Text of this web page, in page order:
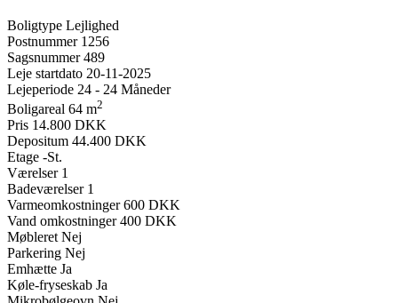
Boligtype Lejlighed
Postnummer 1256
Sagsnummer 489
Leje startdato 20-11-2025
Lejeperiode 24 - 24 Måneder
Boligareal 64 m2
Pris 14.800 DKK
Depositum 44.400 DKK
Etage -St.
Værelser 1
Badeværelser 1
Varmeomkostninger 600 DKK
Vand omkostninger 400 DKK
Møbleret Nej
Parkering Nej
Emhætte Ja
Køle-fryseskab Ja